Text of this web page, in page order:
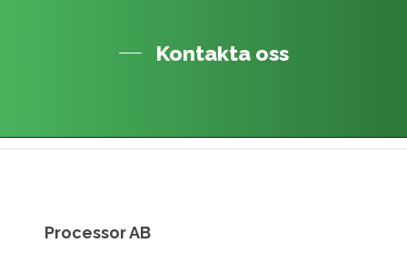
Kontakta oss
Processor AB